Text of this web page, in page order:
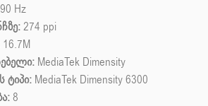
90 Hz
274 ppi
16.7M
MediaTek Dimensity
ტიპი: MediaTek Dimensity 6300
8